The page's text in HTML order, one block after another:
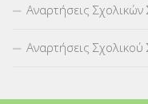
Αναρτήσεις
Αναρτήσεις